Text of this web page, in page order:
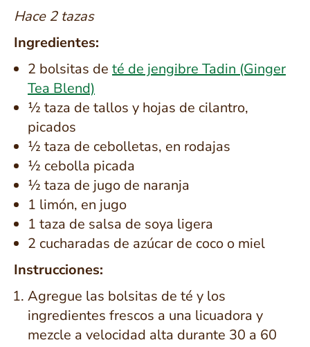
Hace 2 tazas
Ingredientes:
2 bolsitas de té de jengibre Tadin (Ginger
Tea Blend)
½ taza de tallos y hojas de cilantro,
picados
½ taza de cebolletas, en rodajas
½ cebolla picada
½ taza de jugo de naranja
1 limón, en jugo
1 taza de salsa de soya ligera
2 cucharadas de azúcar de coco o miel
Instrucciones:
Agregue las bolsitas de té y los
ingredientes frescos a una licuadora y
mezcle a velocidad alta durante 30 a 60